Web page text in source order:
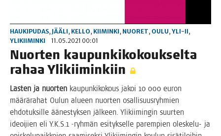
HAUKIPUDAS, JÄÄLI, KELLO, KIIMINKI, NUORET, OULU, YLI-II,
YLIKIIMINKI
11.05.2021 00:01
Nuor­ten kau­pun­ki­ko­kouk­sel­ta
rahaa Ylikiiminkiin
Las­ten ja nuor­ten kau­pun­ki­ko­kous jakoi 10 000 euron
mää­rä­ra­hat Oulun alu­een nuor­ten osal­li­suus­ryh­mien
ehdo­tuk­sil­le äänes­tyk­sen jäl­keen. Yli­kii­min­gin suur­ten
ideoi­jien eli Y.K.S.1 ‑ryh­män esi­tyk­sel­le parem­pien oles­ke­lu- ja